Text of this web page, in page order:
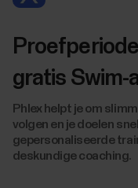
gratis Swim-
Phlex helpt je om
volgen en je doelen
gepersonaliseerde
deskundige coaching.